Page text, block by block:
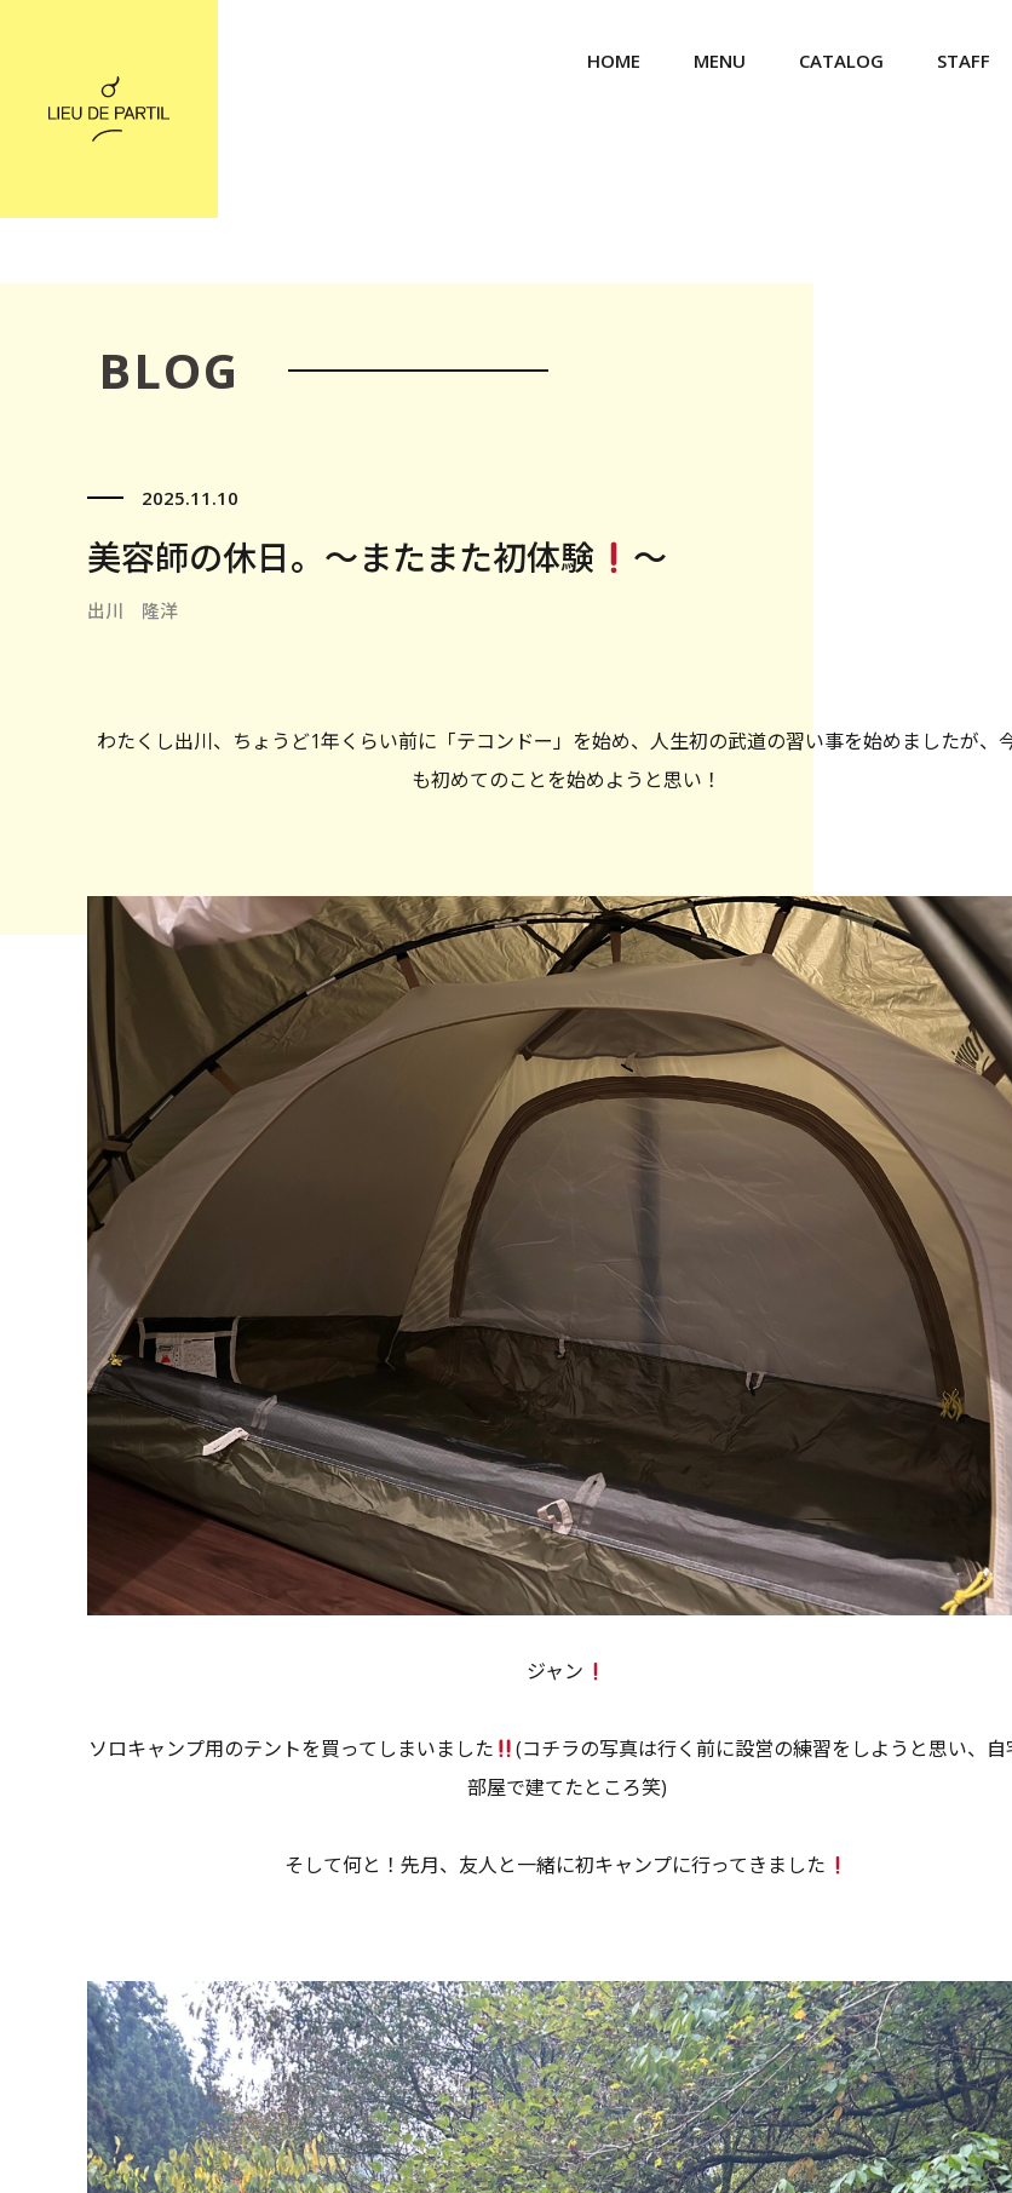
HOME MENU CATALOG STAFF
BLOG
2025.11.10
美容師の休日。〜またまた初体験 〜
出川 隆洋
わたくし出川、ちょうど1年くらい前に「テコンドー」を始め、人生初の武道の習い事を始めましたが、
も初めてのことを始めようと思い！
ジャン
ソロキャンプ用のテントを買ってしまいました
(コチラの写真は行く前に設営の練習をしようと思い、自
部屋で建てたところ笑)
そして何と！先月、友人と一緒に初キャンプに行ってきました